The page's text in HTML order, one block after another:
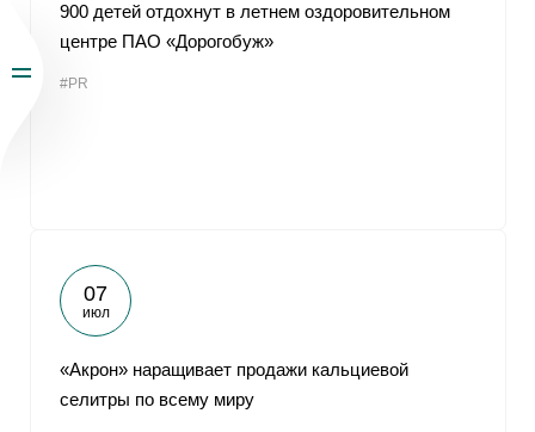
900 детей отдохнут в летнем оздоровительном
центре ПАО «Дорогобуж»
#PR
07
июл
«Акрон» наращивает продажи кальциевой
селитры по всему миру